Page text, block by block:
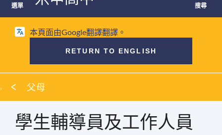
選單 搜尋
本頁面由Google翻譯翻譯。
RETURN TO ENGLISH
父母
學生輔導員及工作人員